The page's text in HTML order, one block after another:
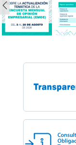
Anterior